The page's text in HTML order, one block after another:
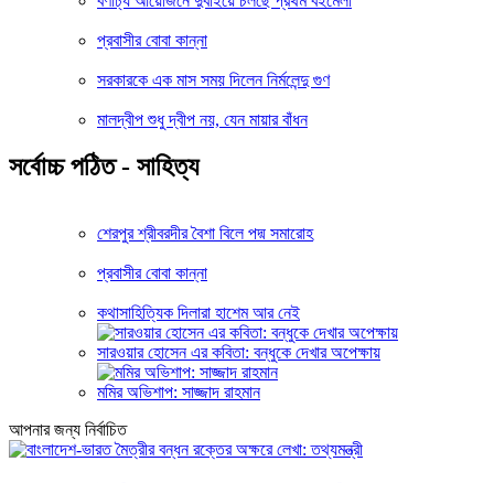
প্রবাসীর বোবা কান্না
সরকারকে এক মাস সময় দিলেন নির্মলেন্দু গুণ
মালদ্বীপ শুধু দ্বীপ নয়, যেন মায়ার বাঁধন
সর্বোচ্চ পঠিত - সাহিত্য
শেরপুর শ্রীবরদীর বৈশা বিলে পদ্ম সমারোহ
প্রবাসীর বোবা কান্না
কথাসাহিত্যিক দিলারা হাশেম আর নেই
সারওয়ার হোসেন এর কবিতা: বন্ধুকে দেখার অপেক্ষায়
মমির অভিশাপ: সাজ্জাদ রাহমান
আপনার জন্য নির্বাচিত